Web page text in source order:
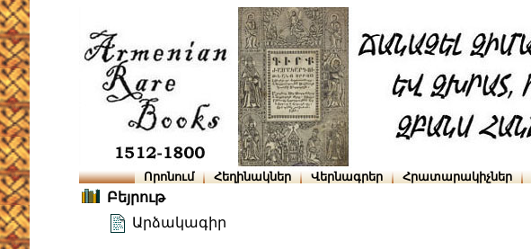
Որոնում Հեղինակներ Վերնագրեր Հրատարակիչներ
Բեյրութ
Արձակագիր